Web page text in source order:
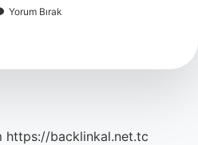
Yorum Bırak
https://backlinkal.net.tc